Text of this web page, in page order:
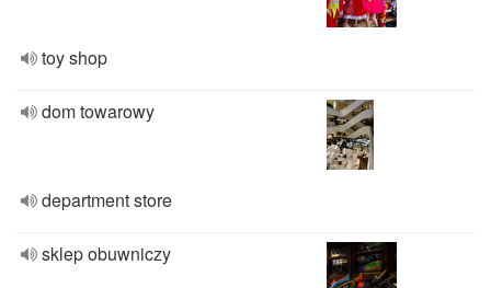
toy shop
dom towarowy
department store
sklep obuwniczy